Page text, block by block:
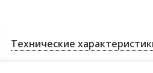
Технические